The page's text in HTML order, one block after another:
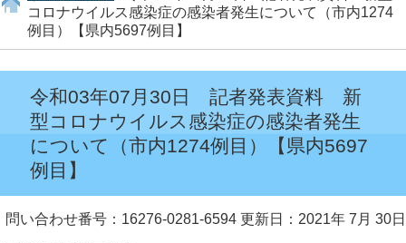
コロナウイルス感染症の感染者発生について（市内1274
例目）【県内5697例目】
令和03年07月30日 記者発表資料 新
型コロナウイルス感染症の感染者発生
について（市内1274例目）【県内5697
例目】
問い合わせ番号：16276-0281-6594 更新日：2021年 7月 30日